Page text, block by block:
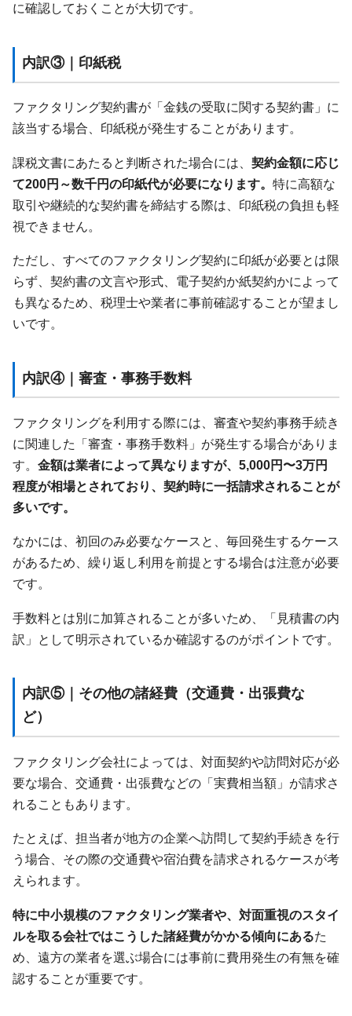
に確認しておくことが大切です。
内訳③｜印紙税
ファクタリング契約書が「金銭の受取に関する契約書」に
該当する場合、印紙税が発生することがあります。
課税文書にあたると判断された場合には、 契約金額に応じ
て200円～数千円の印紙代が必要になります。 特に高額な
取引や継続的な契約書を締結する際は、印紙税の負担も軽
視できません。
ただし、すべてのファクタリング契約に印紙が必要とは限
らず、契約書の文言や形式、電子契約か紙契約かによって
も異なるため、税理士や業者に事前確認することが望まし
いです。
内訳④｜審査・事務手数料
ファクタリングを利用する際には、審査や契約事務手続き
に関連した「審査・事務手数料」が発生する場合がありま
す。 金額は業者によって異なりますが、5,000円〜3万円
程度が相場とされており、契約時に一括請求されることが
多いです。
なかには、初回のみ必要なケースと、毎回発生するケース
があるため、繰り返し利用を前提とする場合は注意が必要
です。
手数料とは別に加算されることが多いため、「見積書の内
訳」として明示されているか確認するのがポイントです。
内訳⑤｜その他の諸経費（交通費・出張費な
ど）
ファクタリング会社によっては、対面契約や訪問対応が必
要な場合、交通費・出張費などの「実費相当額」が請求さ
れることもあります。
たとえば、担当者が地方の企業へ訪問して契約手続きを行
う場合、その際の交通費や宿泊費を請求されるケースが考
えられます。
特に中小規模のファクタリング業者や、対面重視のスタイ
ルを取る会社ではこうした諸経費がかかる傾向にあるた
め、遠方の業者を選ぶ場合には事前に費用発生の有無を確
認することが重要です。